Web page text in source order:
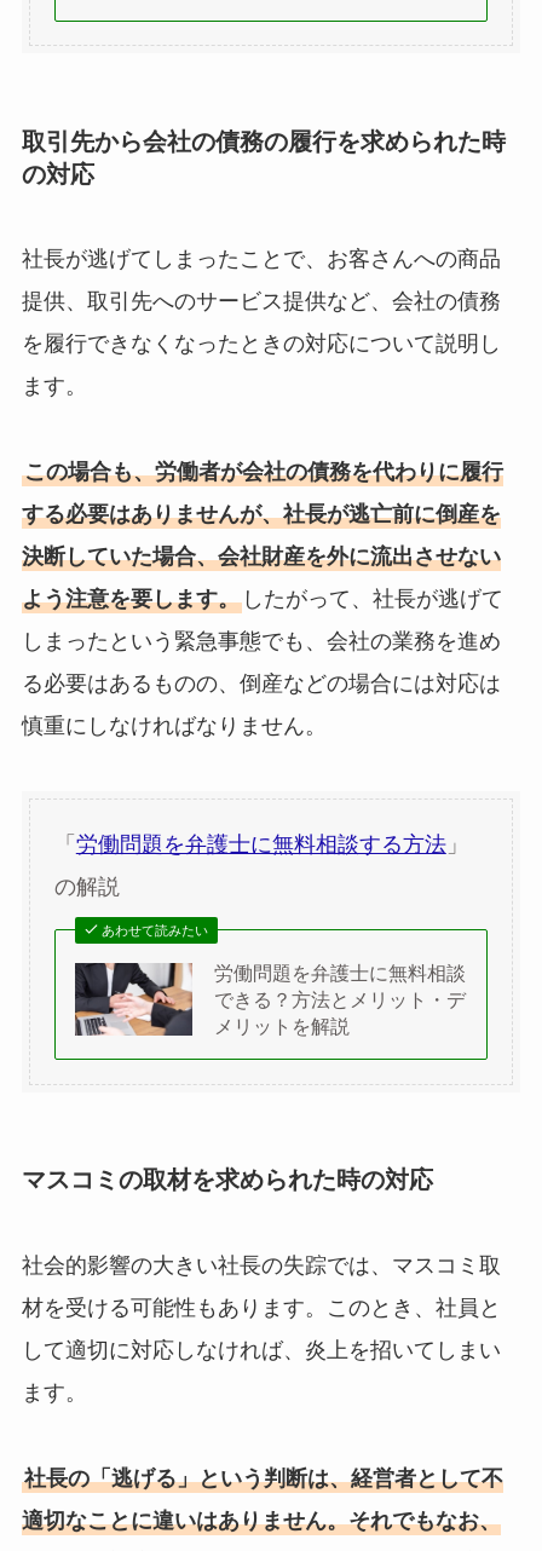
取引先から会社の債務の履行を求められた時
の対応
社長が逃げてしまったことで、お客さんへの商品
提供、取引先へのサービス提供など、会社の債務
を履行できなくなったときの対応について説明し
ます。
この場合も、労働者が会社の債務を代わりに履行
する必要はありませんが、社長が逃亡前に倒産を
決断していた場合、会社財産を外に流出させない
よう注意を要します。したがって、社長が逃げて
しまったという緊急事態でも、会社の業務を進め
る必要はあるものの、倒産などの場合には対応は
慎重にしなければなりません。
「 労働問題を弁護士に無料相談する方法」
の解説
あわせて読みたい
労働問題を弁護士に無料相談
できる？方法とメリット・デ
メリットを解説
マスコミの取材を求められた時の対応
社会的影響の大きい社長の失踪では、マスコミ取
材を受ける可能性もあります。このとき、社員と
して適切に対応しなければ、炎上を招いてしまい
ます。
社長の「逃げる」という判断は、経営者として不
適切なことに違いはありません。それでもなお、